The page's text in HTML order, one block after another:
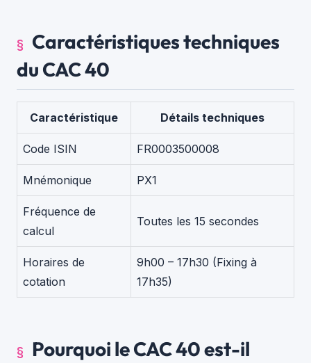
Caractéristiques techniques
du CAC 40
Caractéristique Détails techniques
Code ISIN FR0003500008
Mnémonique PX1
Fréquence de
calcul
Toutes les 15 secondes
Horaires de
cotation
9h00 – 17h30 (Fixing à
17h35)
Pourquoi le CAC 40 est-il